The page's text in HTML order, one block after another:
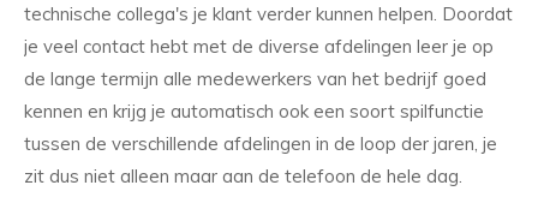
technische collega's je klant verder kunnen helpen. Doordat
je veel contact hebt met de diverse afdelingen leer je op
de lange termijn alle medewerkers van het bedrijf goed
kennen en krijg je automatisch ook een soort spilfunctie
tussen de verschillende afdelingen in de loop der jaren, je
zit dus niet alleen maar aan de telefoon de hele dag.